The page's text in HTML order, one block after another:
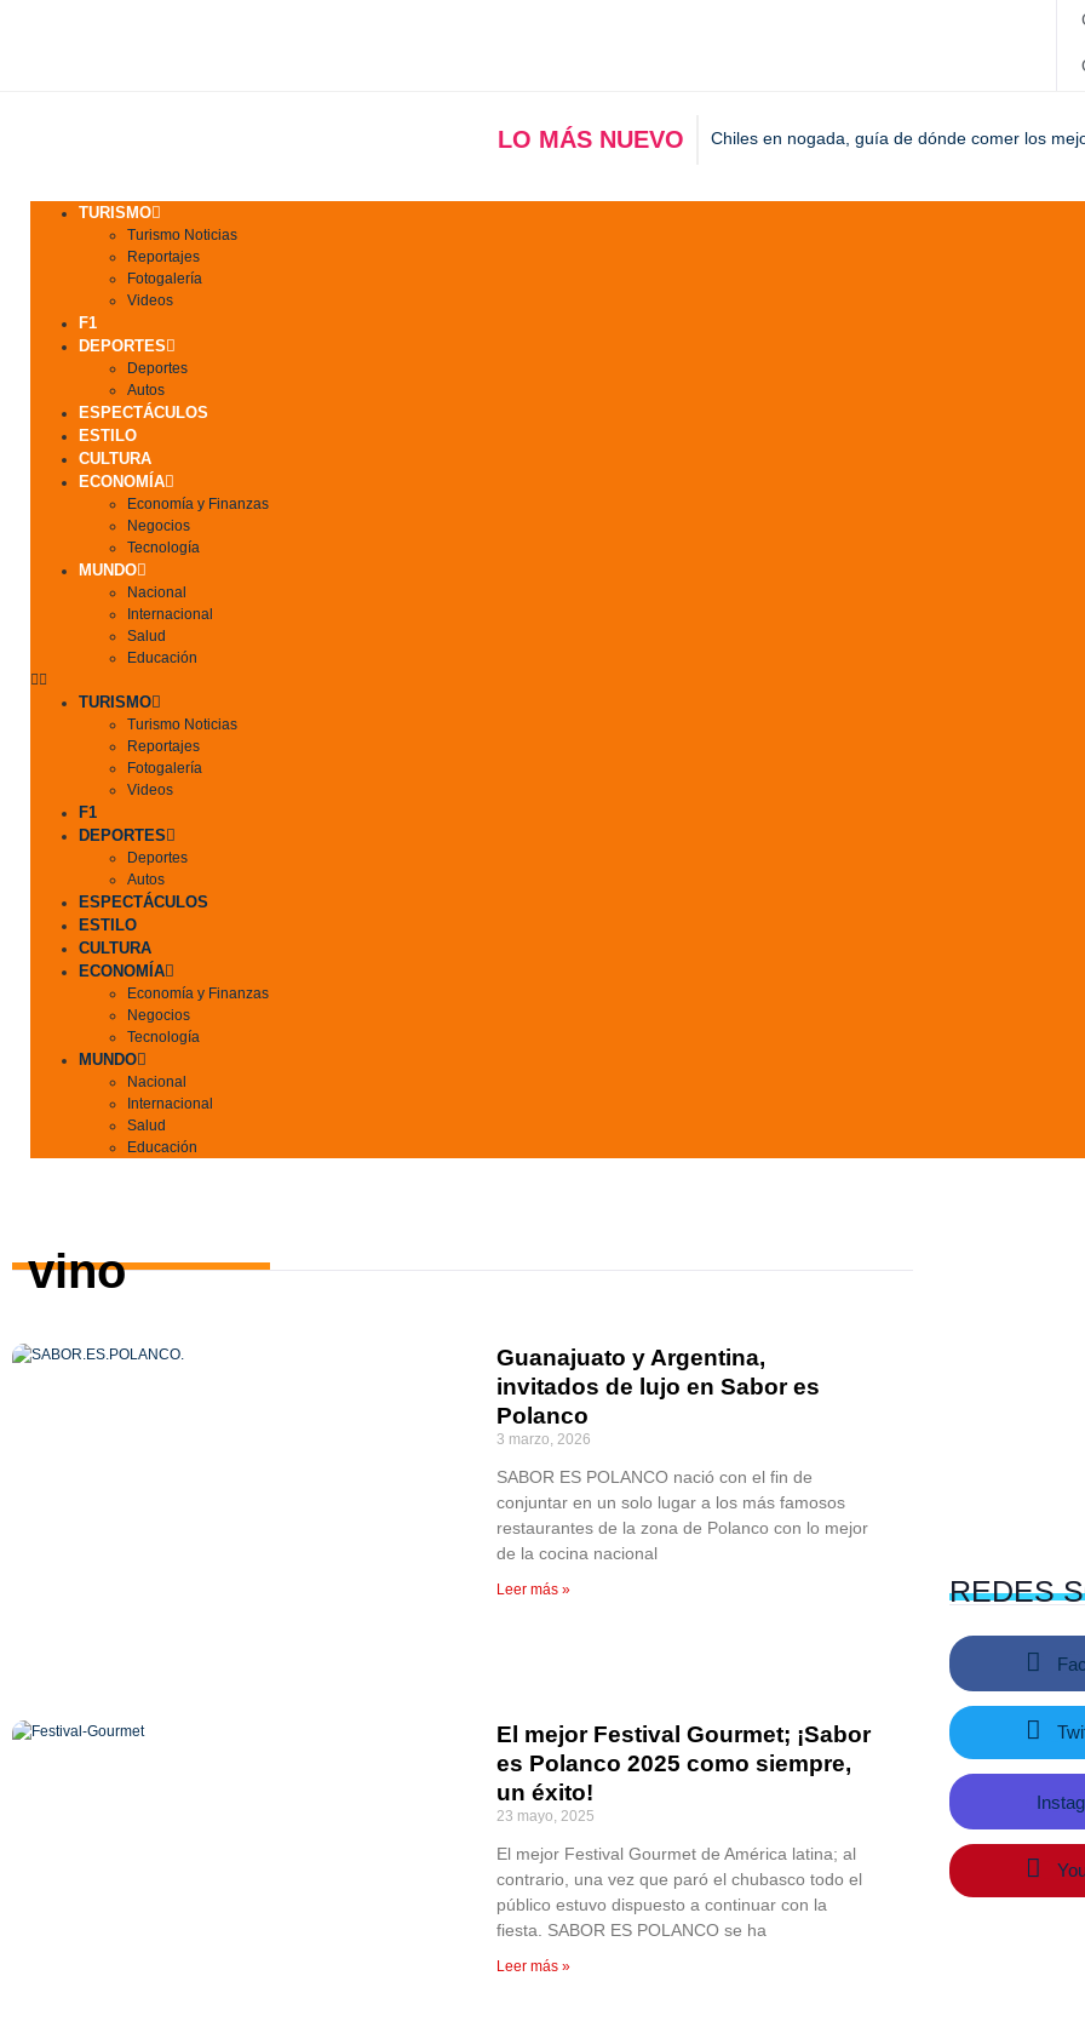
LO MÁS NUEVO Chiles en nogada, guía de dónde comer los
TURISMO
Turismo Noticias
Reportajes
Fotogalería
Videos
F1
DEPORTES
Deportes
Autos
ESPECTÁCULOS
ESTILO
CULTURA
ECONOMÍA
Economía y Finanzas
Negocios
Tecnología
MUNDO
Nacional
Internacional
Salud
Educación
TURISMO
Turismo Noticias
Reportajes
Fotogalería
Videos
F1
DEPORTES
Deportes
Autos
ESPECTÁCULOS
ESTILO
CULTURA
ECONOMÍA
Economía y Finanzas
Negocios
Tecnología
MUNDO
Nacional
Internacional
Salud
Educación
vino
Guanajuato y Argentina,
invitados de lujo en Sabor es
Polanco
3 marzo, 2026
SABOR ES POLANCO nació con el fin de
conjuntar en un solo lugar a los más famosos
restaurantes de la zona de Polanco con lo mejor
de la cocina nacional
Leer más »
El mejor Festival Gourmet; ¡Sabor
es Polanco 2025 como siempre,
un éxito!
23 mayo, 2025
El mejor Festival Gourmet de América latina; al
contrario, una vez que paró el chubasco todo el
público estuvo dispuesto a continuar con la
fiesta. SABOR ES POLANCO se ha
Leer más »
REDES